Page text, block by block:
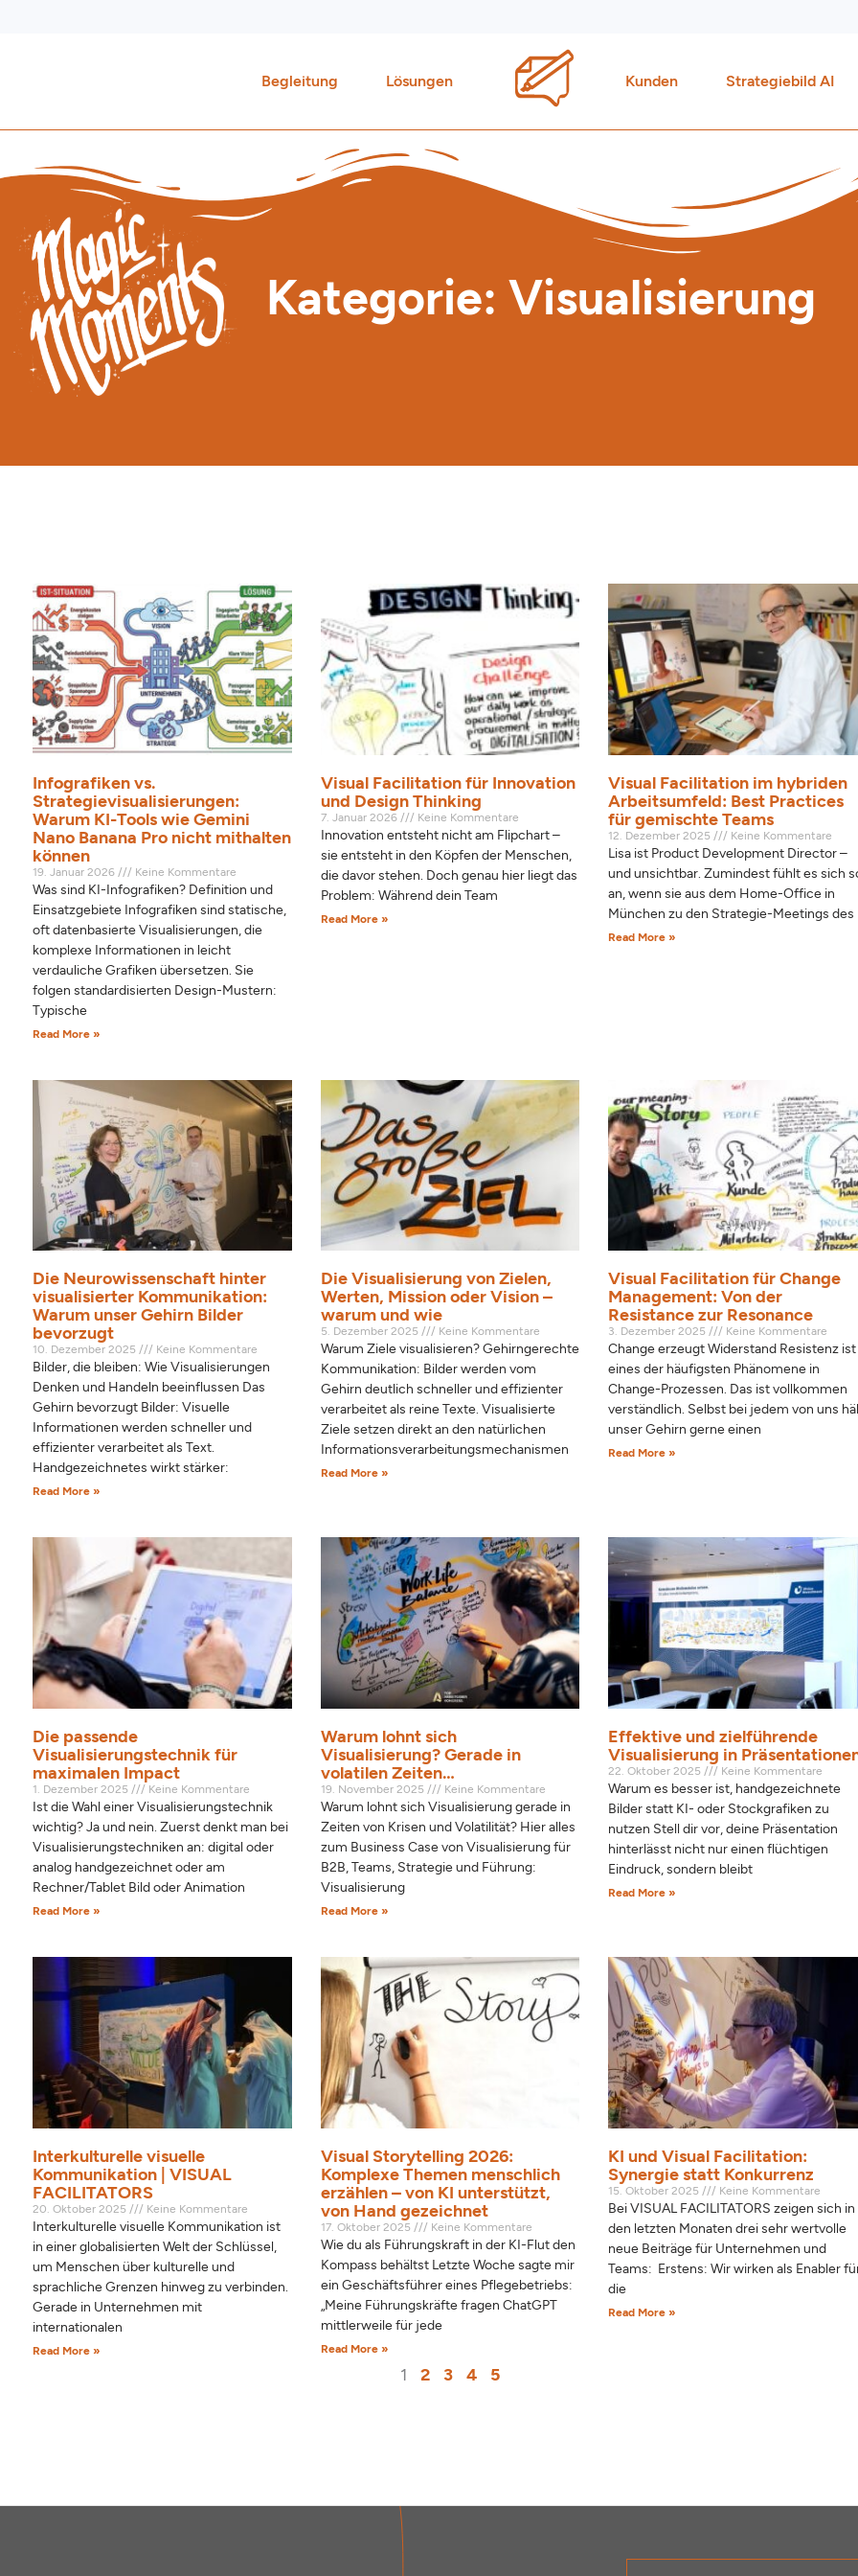
Begleitung Lösungen Kunden Strategiebild AI
Kategorie: Visualisierung
Infografiken vs.
Strategievisualisierungen:
Warum KI-Tools wie Gemini
Nano Banana Pro nicht mithalten
können
19. Januar 2026 Keine Kommentare
Was sind KI-Infografiken? Definition und
Einsatzgebiete Infografiken sind statische,
oft datenbasierte Visualisierungen, die
komplexe Informationen in leicht
verdauliche Grafiken übersetzen. Sie
folgen standardisierten Design-Mustern:
Typische
Read More »
Visual Facilitation für Innovation
und Design Thinking
7. Januar 2026 Keine Kommentare
Innovation entsteht nicht am Flipchart –
sie entsteht in den Köpfen der Menschen,
die davor stehen. Doch genau hier liegt das
Problem: Während dein Team
Read More »
Visual Facilitation im hybriden
Arbeitsumfeld: Best Practices
für gemischte Teams
12. Dezember 2025 Keine Kommentare
Lisa ist Product Development Director –
und unsichtbar. Zumindest fühlt es sich
an, wenn sie aus dem Home-Office in
München zu den Strategie-Meetings des
Read More »
Die Neurowissenschaft hinter
visualisierter Kommunikation:
Warum unser Gehirn Bilder
bevorzugt
10. Dezember 2025 Keine Kommentare
Bilder, die bleiben: Wie Visualisierungen
Denken und Handeln beeinflussen Das
Gehirn bevorzugt Bilder: Visuelle
Informationen werden schneller und
effizienter verarbeitet als Text.
Handgezeichnetes wirkt stärker:
Read More »
Die Visualisierung von Zielen,
Werten, Mission oder Vision –
warum und wie
5. Dezember 2025 Keine Kommentare
Warum Ziele visualisieren? Gehirngerechte
Kommunikation: Bilder werden vom
Gehirn deutlich schneller und effizienter
verarbeitet als reine Texte. Visualisierte
Ziele setzen direkt an den natürlichen
Informationsverarbeitungsmechanismen
Read More »
Visual Facilitation für Change
Management: Von der
Resistance zur Resonance
3. Dezember 2025 Keine Kommentare
Change erzeugt Widerstand Resistenz ist
eines der häufigsten Phänomene in
Change-Prozessen. Das ist vollkommen
verständlich. Selbst bei jedem von uns
unser Gehirn gerne einen
Read More »
Die passende
Visualisierungstechnik für
maximalen Impact
1. Dezember 2025 Keine Kommentare
Ist die Wahl einer Visualisierungstechnik
wichtig? Ja und nein. Zuerst denkt man bei
Visualisierungstechniken an: digital oder
analog handgezeichnet oder am
Rechner/Tablet Bild oder Animation
Read More »
Warum lohnt sich
Visualisierung? Gerade in
volatilen Zeiten…
19. November 2025 Keine Kommentare
Warum lohnt sich Visualisierung gerade in
Zeiten von Krisen und Volatilität? Hier alles
zum Business Case von Visualisierung für
B2B, Teams, Strategie und Führung:
Visualisierung
Read More »
Effektive und zielführende
Visualisierung in
22. Oktober 2025 Keine Kommentare
Warum es besser ist, handgezeichnete
Bilder statt KI- oder Stockgrafiken zu
nutzen Stell dir vor, deine Präsentation
hinterlässt nicht nur einen flüchtigen
Eindruck, sondern bleibt
Read More »
Interkulturelle visuelle
Kommunikation | VISUAL
FACILITATORS
20. Oktober 2025 Keine Kommentare
Interkulturelle visuelle Kommunikation ist
in einer globalisierten Welt der Schlüssel,
um Menschen über kulturelle und
sprachliche Grenzen hinweg zu verbinden.
Gerade in Unternehmen mit
internationalen
Read More »
Visual Storytelling 2026:
Komplexe Themen menschlich
erzählen – von KI unterstützt,
von Hand gezeichnet
17. Oktober 2025 Keine Kommentare
Wie du als Führungskraft in der KI-Flut den
Kompass behältst Letzte Woche sagte mir
ein Geschäftsführer eines Pflegebetriebs:
„Meine Führungskräfte fragen ChatGPT
mittlerweile für jede
Read More »
KI und Visual Facilitation:
Synergie statt Konkurrenz
15. Oktober 2025 Keine Kommentare
Bei VISUAL FACILITATORS zeigen sich in
den letzten Monaten drei sehr wertvolle
neue Beiträge für Unternehmen und
Teams: Erstens: Wir wirken als Enabler
die
Read More »
Seite
1
Seite
2
Seite
3
Seite
4
Seite
5